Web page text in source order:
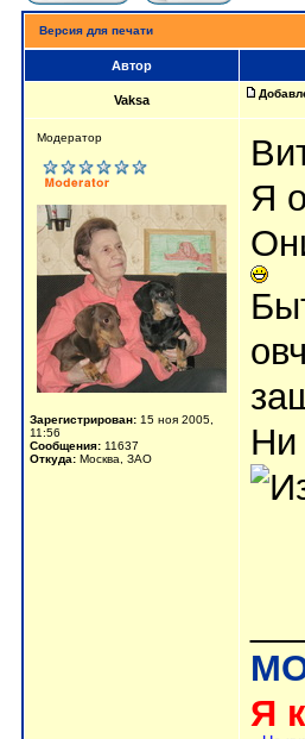
Версия для печати
Автор
Vaksa
Модератор
Зарегистрирован: 15 ноя 2005,
11:56
Сообщения: 11637
Откуда: Москва, ЗАО
Я
Ни
Я